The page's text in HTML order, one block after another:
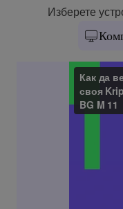
Изберете